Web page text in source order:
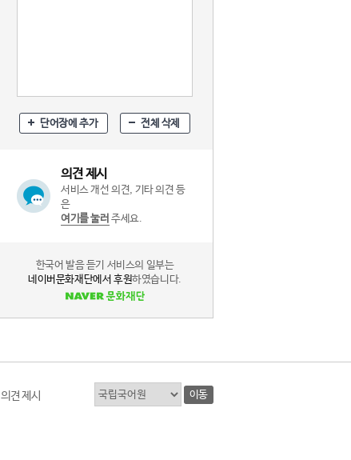
단어장에 추가 전체 삭제
의견 제시
서비스 개선 의견, 기타 의견 등
은
여기를 눌러 주세요.
한국어 발음 듣기 서비스의 일부는
네이버문화재단에서 후원하였습니다.
의견 제시 이동